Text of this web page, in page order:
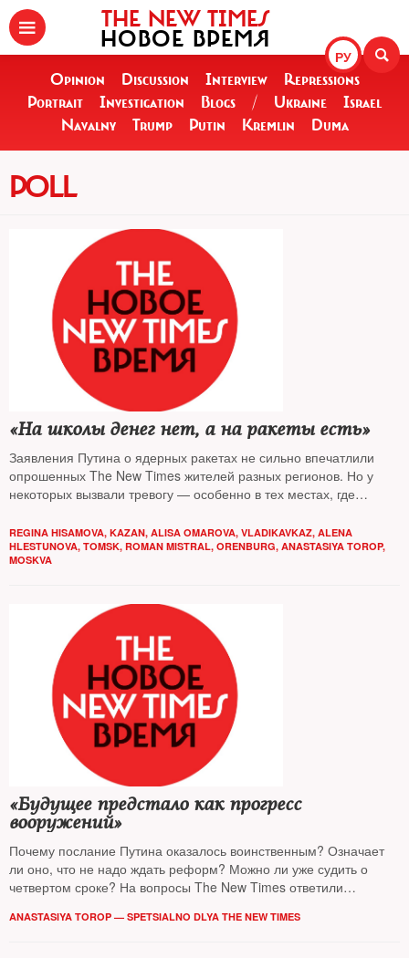
РУ
THE NEW TIMES
НОВОЕ ВРЕМЯ
Opinion Discussion Interview
Repressions
Portrait
Investigation Blogs / Ukraine
Israel
Navalny
Trump Putin Kremlin Duma
POLL
«На школы денег нет, а на ракеты есть»
Заявления Путина о ядерных ракетах не сильно впечатлили
опрошенных The New Times жителей разных регионов. Но у
некоторых вызвали тревогу — особенно в тех местах, где
REGINA HISAMOVA, KAZAN, ALISA OMAROVA, VLADIKAVKAZ, ALENA
HLESTUNOVA, TOMSK, ROMAN MISTRAL, ORENBURG, ANASTASIYA TOROP,
MOSKVA
«Будущее предстало как прогресс
вооружений»
Почему послание Путина оказалось воинственным? Означает
ли оно, что не надо ждать реформ? Можно ли уже судить о
четвертом сроке? На вопросы The New Times ответили
ANASTASIYA TOROP — SPETSIALNO DLYA THE NEW TIMES